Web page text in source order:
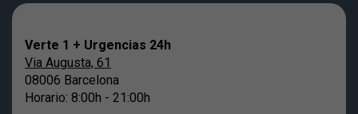
Verte 1 + Urgencias 24h
Via Augusta, 61
08006 Barcelona
Horario: 8:00h - 21:00h